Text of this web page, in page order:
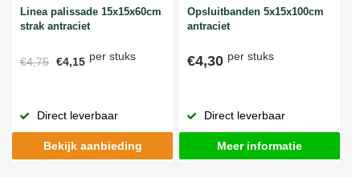
Linea palissade 15x15x60cm
strak antraciet
€4,75 €4,15 per stuks
Direct leverbaar
Bekijk aanbieding
Opsluitbanden 5x15x100cm
antraciet
€4,30 per stuks
Direct leverbaar
Meer informatie